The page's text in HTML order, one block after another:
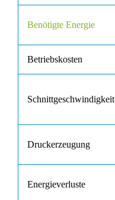
Benötigte Energie
Betriebskosten
Schnittgeschwindigkeit
Druckerzeugung
Energieverluste